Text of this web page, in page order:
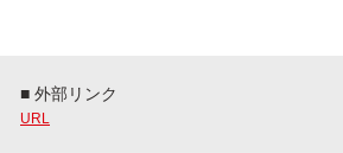
■ 外部リンク
URL